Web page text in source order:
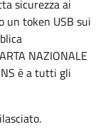
sicurezza ai
un token USB sui
NAZIONALE
è a tutti gli